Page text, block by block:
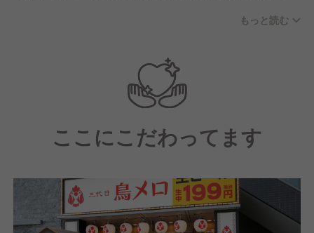
中途入社者向けの研修（店舗技術の基礎知識、社内制
度、理念を学ぶ）を受講頂きます。
キッチン業務やホール業務、運営業務を学んでいただ
きながら、店長としての一連の業務を学んでいただき
【その後は】約1年～3年の間に店長に昇進し、店舗の
運営を行っていただきます。
もっと読む
ここにこだわってます